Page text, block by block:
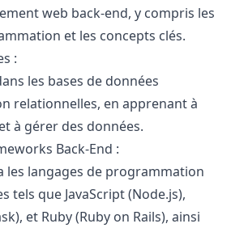
web back-end, y compris les
et les concepts clés.
:
les bases de données
relationnelles, en apprenant à
à gérer des données.
Back-End :
les langages de programmation
tels que JavaScript (Node.js),
et Ruby (Ruby on Rails), ainsi